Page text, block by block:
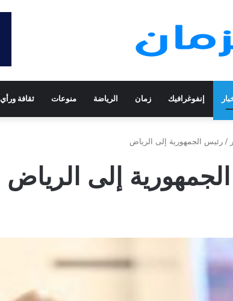
إنفوغرافيك زمان الرياضة منوعات ثقافة ورأي
/ رئيس الجمهورية إلى الرياض
إلى الرياض